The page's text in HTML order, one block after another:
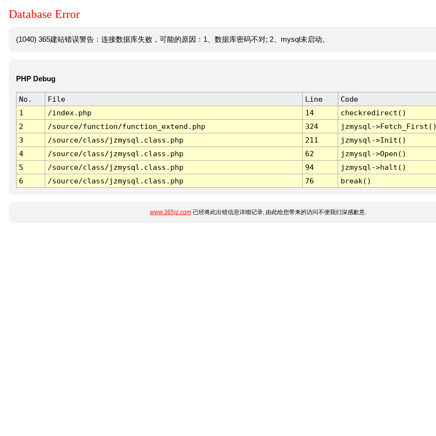
Database Error
(1040) 365建站错误警告：连接数据库失败，可能的原因：1、数据库密码不对; 2、mysql未启动。
PHP Debug
No. File Line
Code
1
/index.php 14
checkredirect()
2
/source/function/function_extend.php 324
jzmysql-
3
/source/class/jzmysql.class.php 211
jzmysql->Init()
4
/source/class/jzmysql.class.php 62
jzmysql->Open()
5
/source/class/jzmysql.class.php 94
jzmysql->halt()
6
/source/class/jzmysql.class.php 76 break()
www.365jz.com已经将此出错信息详细记录, 由此给您带来的访问不便我们深感歉意.